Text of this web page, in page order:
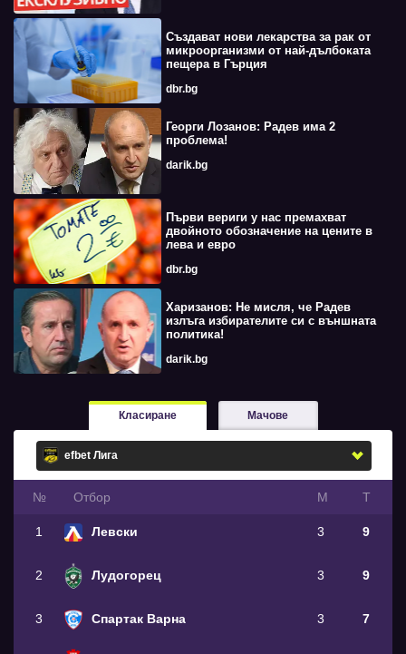
Създават нови лекарства за рак от
микроорганизми от най-дълбоката
пещера в Гърция
dbr.bg
Георги Лозанов: Радев има 2
проблема!
darik.bg
Първи вериги у нас премахват
двойното обозначение на цените в
лева и евро
dbr.bg
Харизанов: Не мисля, че Радев
излъга избирателите си с външната
политика!
darik.bg
Класиране Мачове
№ Oтбор М Т
1 Левски 3 9
2 Лудогорец 3 9
3 Спартак Варна 3 7